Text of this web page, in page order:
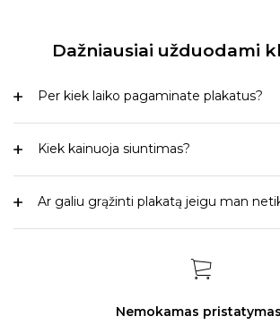
Dažniausiai užduodami
Per kiek laiko pagaminate plakatus?
Kiek kainuoja siuntimas?
Ar galiu grąžinti plakatą jeigu man
Nemokamas